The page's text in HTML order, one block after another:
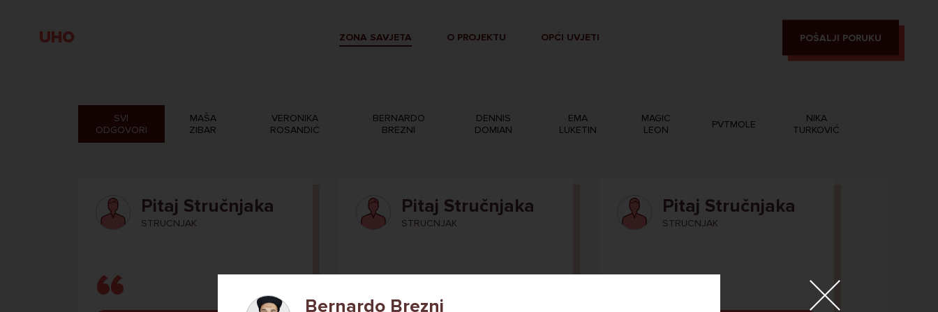
UHO ZONA SAVJETA O PROJEKTU OPĆI UVJETI POŠALJI PORUKU
SVI
ODGOVORI
MAŠA
ZIBAR
VERONIKA
ROSANDIĆ
BERNARDO
BREZNI
DENNIS
DOMIAN
EMA
LUKETIN
MAGIC
LEON
PVTMOLE
NIKA
TURKOVIĆ
Pitaj Stručnjaka
STRUCNJAK
Pitaj Stručnjaka
STRUCNJAK
Pitaj Stručnjaka
STRUCNJAK
Bernardo Brezni